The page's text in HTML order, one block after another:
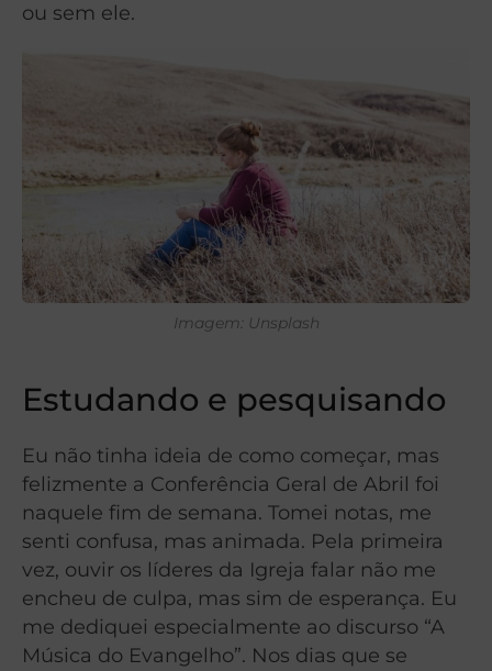
ou sem ele.
Imagem: Unsplash
Estudando e pesquisando
Eu não tinha ideia de como começar, mas
felizmente a Conferência Geral de Abril foi
naquele fim de semana. Tomei notas, me
senti confusa, mas animada. Pela primeira
vez, ouvir os líderes da Igreja falar não me
encheu de culpa, mas sim de esperança. Eu
me dediquei especialmente ao discurso “A
Música do Evangelho”. Nos dias que se